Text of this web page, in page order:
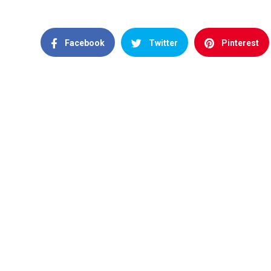
Facebook Twitter Pinterest